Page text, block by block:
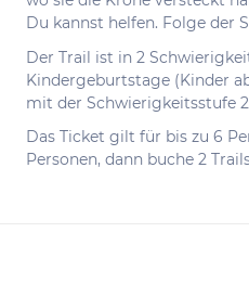
Du kannst helfen. Folge der
Der Trail ist in 2
Kindergeburtstage (Kinder
mit der Schwierigkeitsstufe
Das Ticket gilt für bis zu 6
Personen, dann buche 2